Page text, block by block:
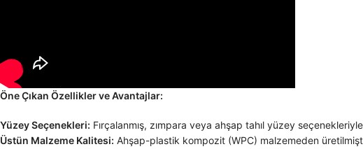
Öne Çıkan Özellikler ve Avantajlar:
Yüzey Seçenekleri: Fırçalanmış, zımpara veya ahşap tahıl yüzey
Üstün Malzeme Kalitesi: Ahşap-plastik kompozit (WPC) malzemeden